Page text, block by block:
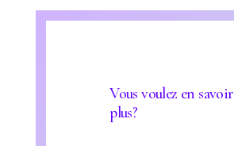
Vous voulez en savoir
plus?